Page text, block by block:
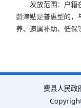
发放范围：户籍
龄津贴是普惠型的，
养、遗属补助、低保
费县人民政